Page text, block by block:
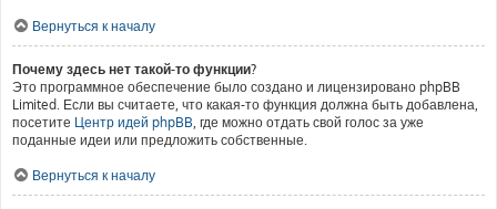
Вернуться к началу
Почему здесь нет такой-то функции?
Это программное обеспечение было создано и лицензировано phpBB
Limited. Если вы считаете, что какая-то функция должна быть добавлена,
посетите Центр идей phpBB, где можно отдать свой голос за уже
поданные идеи или предложить собственные.
Вернуться к началу